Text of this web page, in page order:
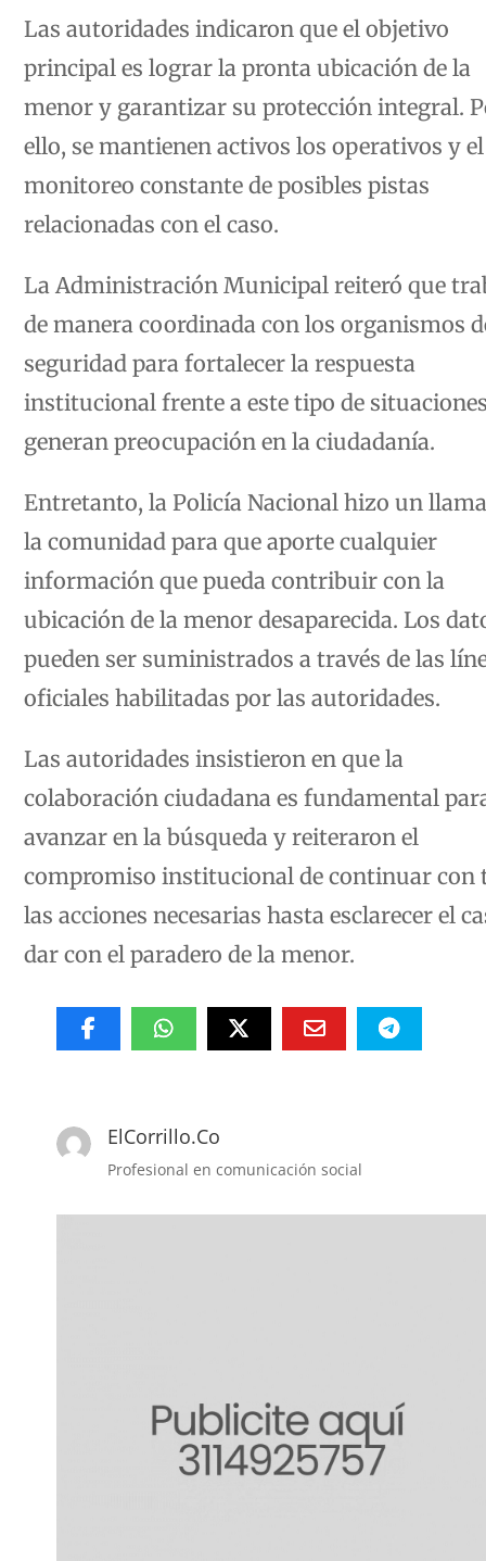
Las autoridades indicaron que el objetivo
principal es lograr la pronta ubicación de la
menor y garantizar su protección integral.
ello, se mantienen activos los operativos y el
monitoreo constante de posibles pistas
relacionadas con el caso.
La Administración Municipal reiteró que
de manera coordinada con los organismos
seguridad para fortalecer la respuesta
institucional frente a este tipo de
generan preocupación en la ciudadanía.
Entretanto, la Policía Nacional hizo un
la comunidad para que aporte cualquier
información que pueda contribuir con la
ubicación de la menor desaparecida. Los
pueden ser suministrados a través de las
oficiales habilitadas por las autoridades.
Las autoridades insistieron en que la
colaboración ciudadana es fundamental
avanzar en la búsqueda y reiteraron el
compromiso institucional de continuar con
las acciones necesarias hasta esclarecer el
dar con el paradero de la menor.
ElCorrillo.Co